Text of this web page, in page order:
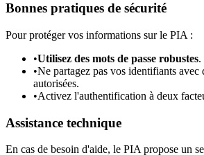
Bonnes pratiques de sécurité
Pour protéger vos informations sur le PIA :
•Utilisez des mots de passe robustes.
•Ne partagez pas vos identifiants avec
autorisées.
•Activez l'authentification à deux
Assistance technique
En cas de besoin d'aide, le PIA propose un